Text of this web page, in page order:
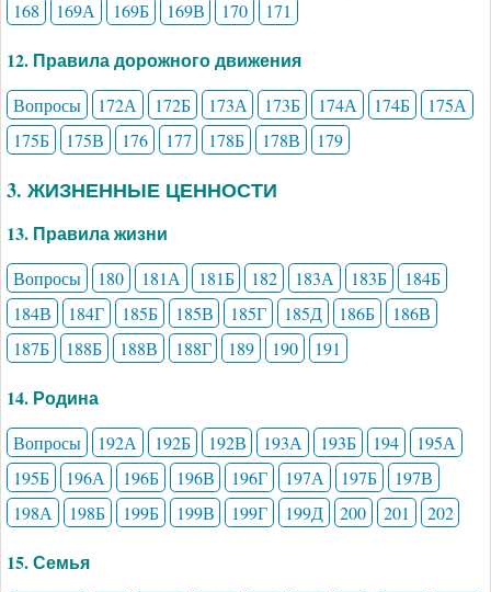
168
169А 169Б 169В 170 171
12. Правила дорожного движения
Вопросы 172А 172Б 173А 173Б 174А 174Б
175А
175Б
175В 176 177 178Б 178В 179
3. ЖИЗНЕННЫЕ ЦЕННОСТИ
13. Правила жизни
Вопросы 180 181А 181Б 182 183А 183Б
184Б
184В
184Г 185Б 185В 185Г 185Д 186Б
186В
187Б
188Б 188В 188Г 189 190 191
14. Родина
Вопросы 192А 192Б 192В 193А 193Б 194
195А
195Б
196А 196Б 196В 196Г 197А 197Б
197В
198А
198Б 199Б 199В 199Г 199Д 200 201 202
15. Семья